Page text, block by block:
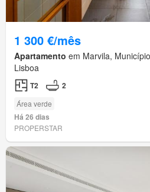
1 300 €/mês
Apartamento em Marvila,
Lisboa
T2 2
Área verde
Há 26 dias
PROPERSTAR